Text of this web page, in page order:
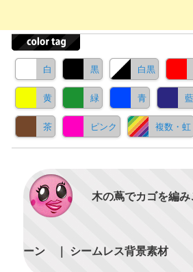
白 黒 白黒
黄 緑 青
茶 ピンク 複数・虹
木の蔦でカゴを編
ーン ｜ シームレス背景素材